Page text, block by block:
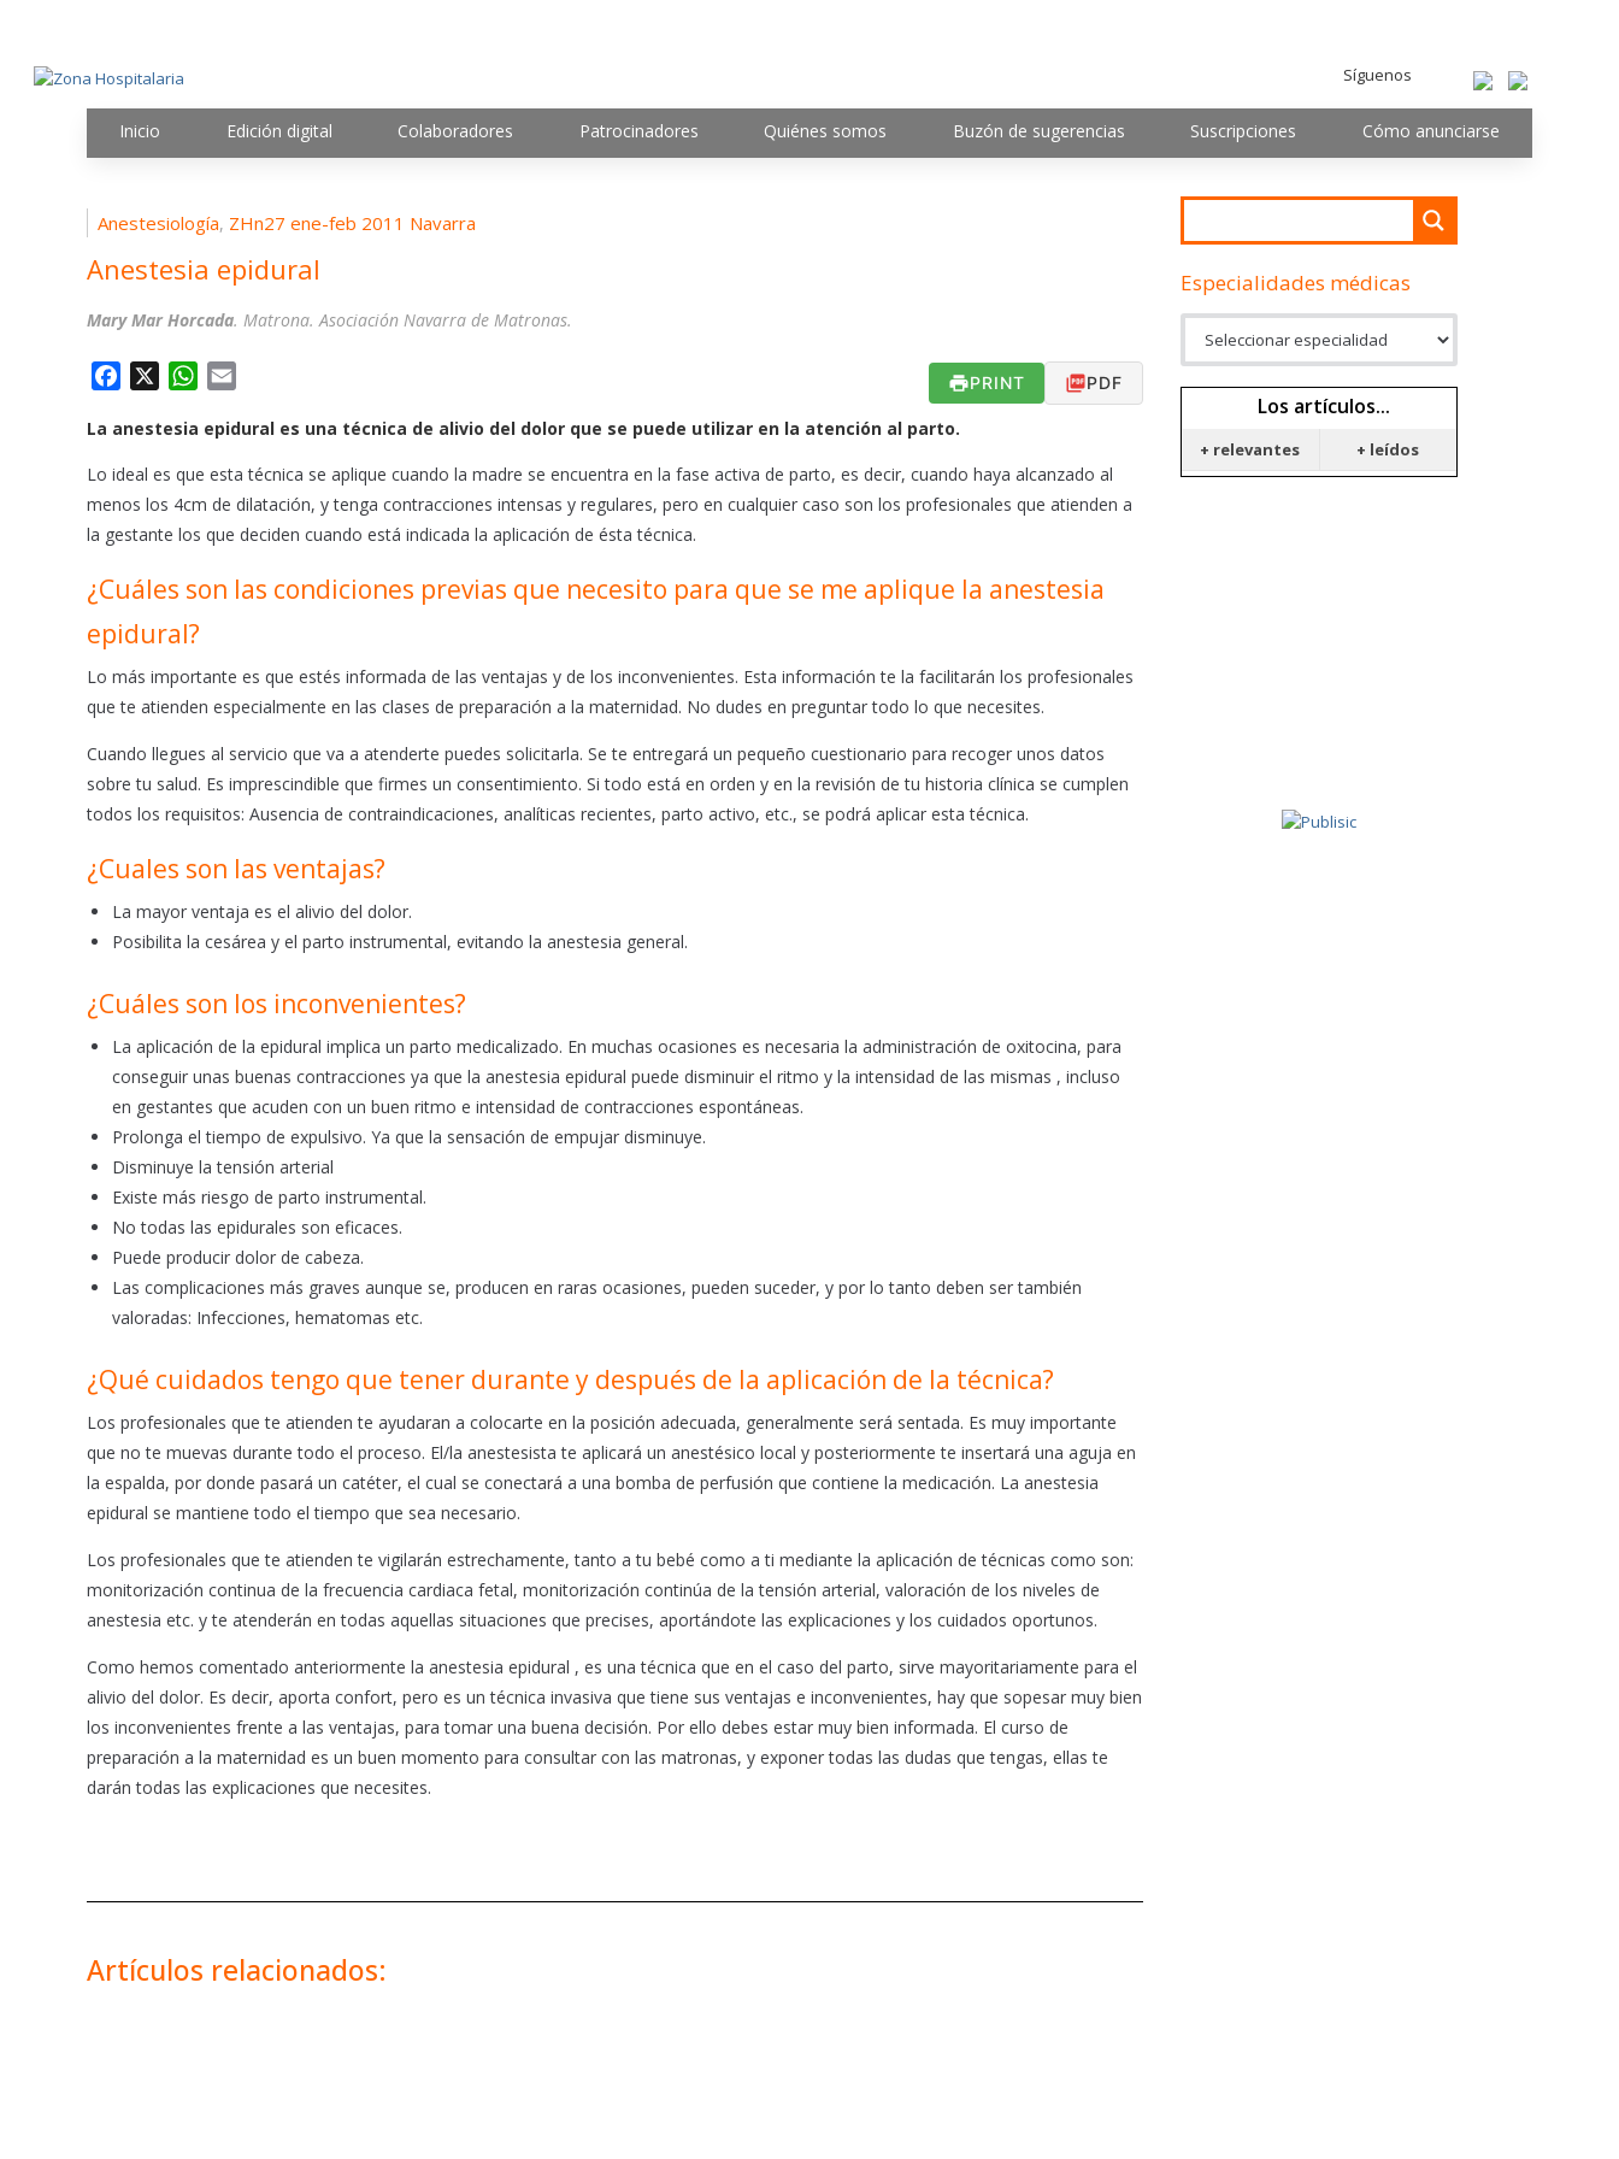
Síguenos
Inicio Edición digital Colaboradores Patrocinadores Quiénes somos Buzón de sugerencias Suscripciones Cómo anunciarse
Anestesiología, ZHn27 ene-feb 2011 Navarra
Anestesia epidural
Mary Mar Horcada. Matrona. Asociación Navarra de Matronas.
c
e
o
k
W
a
p
p
a
PRINT PDF
La anestesia epidural es una técnica de alivio del dolor que se puede utilizar en la atención al parto.
Lo ideal es que esta técnica se aplique cuando la madre se encuentra en la fase activa de parto, es decir, cuando haya alcanzado al
menos los 4cm de dilatación, y tenga contracciones intensas y regulares, pero en cualquier caso son los profesionales que atienden a
la gestante los que deciden cuando está indicada la aplicación de ésta técnica.
¿Cuáles son las condiciones previas que necesito para que se me aplique la anestesia
epidural?
Lo más importante es que estés informada de las ventajas y de los inconvenientes. Esta información te la facilitarán los profesionales
que te atienden especialmente en las clases de preparación a la maternidad. No dudes en preguntar todo lo que necesites.
Cuando llegues al servicio que va a atenderte puedes solicitarla. Se te entregará un pequeño cuestionario para recoger unos datos
sobre tu salud. Es imprescindible que firmes un consentimiento. Si todo está en orden y en la revisión de tu historia clínica se cumplen
todos los requisitos: Ausencia de contraindicaciones, analíticas recientes, parto activo, etc., se podrá aplicar esta técnica.
¿Cuales son las ventajas?
La mayor ventaja es el alivio del dolor.
Posibilita la cesárea y el parto instrumental, evitando la anestesia general.
¿Cuáles son los inconvenientes?
La aplicación de la epidural implica un parto medicalizado. En muchas ocasiones es necesaria la administración de oxitocina, para
conseguir unas buenas contracciones ya que la anestesia epidural puede disminuir el ritmo y la intensidad de las mismas , incluso
en gestantes que acuden con un buen ritmo e intensidad de contracciones espontáneas.
Prolonga el tiempo de expulsivo. Ya que la sensación de empujar disminuye.
Disminuye la tensión arterial
Existe más riesgo de parto instrumental.
No todas las epidurales son eficaces.
Puede producir dolor de cabeza.
Las complicaciones más graves aunque se, producen en raras ocasiones, pueden suceder, y por lo tanto deben ser también
valoradas: Infecciones, hematomas etc.
¿Qué cuidados tengo que tener durante y después de la aplicación de la técnica?
Los profesionales que te atienden te ayudaran a colocarte en la posición adecuada, generalmente será sentada. Es muy importante
que no te muevas durante todo el proceso. El/la anestesista te aplicará un anestésico local y posteriormente te insertará una aguja en
la espalda, por donde pasará un catéter, el cual se conectará a una bomba de perfusión que contiene la medicación. La anestesia
epidural se mantiene todo el tiempo que sea necesario.
Los profesionales que te atienden te vigilarán estrechamente, tanto a tu bebé como a ti mediante la aplicación de técnicas como son:
monitorización continua de la frecuencia cardiaca fetal, monitorización continúa de la tensión arterial, valoración de los niveles de
anestesia etc. y te atenderán en todas aquellas situaciones que precises, aportándote las explicaciones y los cuidados oportunos.
Como hemos comentado anteriormente la anestesia epidural , es una técnica que en el caso del parto, sirve mayoritariamente para el
alivio del dolor. Es decir, aporta confort, pero es un técnica invasiva que tiene sus ventajas e inconvenientes, hay que sopesar muy bien
los inconvenientes frente a las ventajas, para tomar una buena decisión. Por ello debes estar muy bien informada. El curso de
preparación a la maternidad es un buen momento para consultar con las matronas, y exponer todas las dudas que tengas, ellas te
darán todas las explicaciones que necesites.
Artículos relacionados:
Especialidades médicas
Los artículos...
+ relevantes + leídos